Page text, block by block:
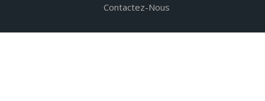
Contactez-Nous